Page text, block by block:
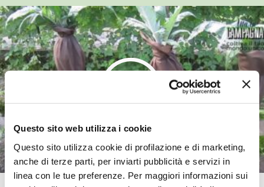
Questo sito web utilizza i cookie
Questo sito utilizza cookie di profilazione e di marketing,
anche di terze parti, per inviarti pubblicità e servizi in
linea con le tue preferenze. Per maggiori informazioni sui
GARDENA
VERONESI
RIMANI A CONTATTO CON LA NATURA
ARCHMAN
VITA IN CAMPAGNA LA FIERA
NATURALMENTE